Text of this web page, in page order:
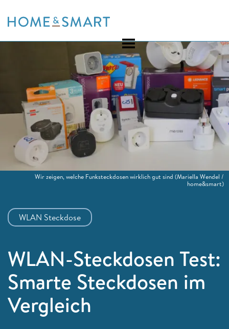
to
WLAN Steckdose
WLAN-Steckdosen Test:
Smarte Steckdosen im
Vergleich
Wir zeigen, welche Funksteckdosen wirklich gut sind (Mariella Wendel /
home&smart)